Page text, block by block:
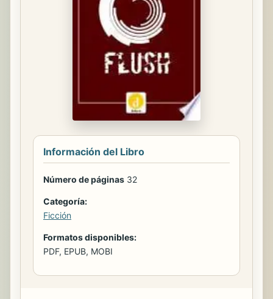
Información del Libro
Número de páginas 32
Categoría:
Ficción
Formatos disponibles:
PDF, EPUB, MOBI